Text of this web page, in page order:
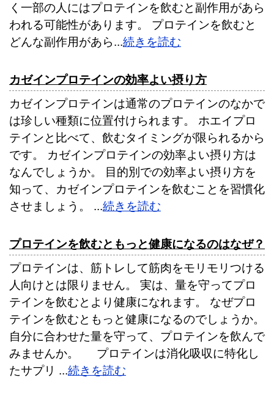
く一部の人にはプロテインを飲むと副作用があら
われる可能性があります。 プロテインを飲むと
どんな副作用があら...続きを読む
カゼインプロテインの効率よい摂り方
カゼインプロテインは通常のプロテインのなかで
は珍しい種類に位置付けられます。 ホエイプロ
テインと比べて、飲むタイミングが限られるから
です。 カゼインプロテインの効率よい摂り方は
なんでしょうか。 目的別での効率よい摂り方を
知って、カゼインプロテインを飲むことを習慣化
させましょう。 ...続きを読む
プロテインを飲むともっと健康になるのはなぜ？
プロテインは、筋トレして筋肉をモリモリつける
人向けとは限りません。 実は、量を守ってプロ
テインを飲むとより健康になれます。 なぜプロ
テインを飲むともっと健康になるのでしょうか。
自分に合わせた量を守って、プロテインを飲んで
みませんか。 プロテインは消化吸収に特化し
たサプリ ...続きを読む